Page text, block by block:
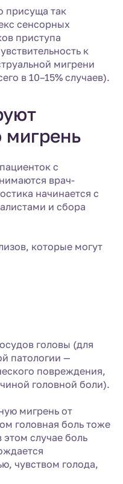
присуща так
сенсорных
приступа
к
мигрени
в 10–15% случаев).
мигрень
с
врач-
начинается с
и сбора
которые могут
головы (для
патологии —
повреждения,
головной боли).
мигрень от
головная боль тоже
случае боль
чувством голода,